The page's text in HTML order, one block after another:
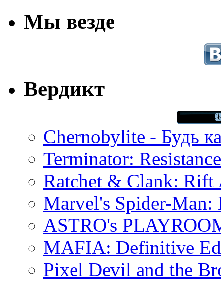
Мы везде
Вердикт
Chernobylite - Будь
Terminator:
Ratchet & Clank: Rift
Marvel's Spider-Man:
ASTRO's
MAFIA: Definitive
Pixel Devil and the